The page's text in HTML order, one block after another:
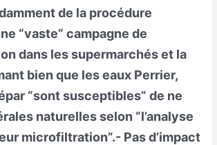
de la procédure
“vaste” campagne de
dans les supermarchés et la
bien que les eaux Perrier,
“sont susceptibles” de ne
naturelles selon “l’analyse
microfiltration”.- Pas d’impact